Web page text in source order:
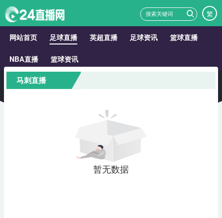
繁
网站首页 足球直播 英超直播 足球资讯 篮球直播
NBA直播 篮球资讯
马刺直播
暂无数据